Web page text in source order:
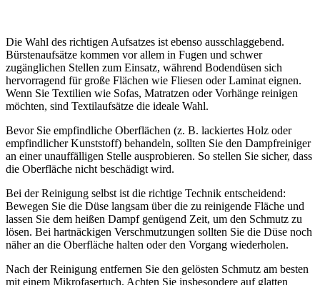
Die Wahl des richtigen Aufsatzes ist ebenso ausschlaggebend.
Bürstenaufsätze kommen vor allem in Fugen und schwer
zugänglichen Stellen zum Einsatz, während Bodendüsen sich
hervorragend für große Flächen wie Fliesen oder Laminat eignen.
Wenn Sie Textilien wie Sofas, Matratzen oder Vorhänge reinigen
möchten, sind Textilaufsätze die ideale Wahl.
Bevor Sie empfindliche Oberflächen (z. B. lackiertes Holz oder
empfindlicher Kunststoff) behandeln, sollten Sie den Dampfreiniger
an einer unauffälligen Stelle ausprobieren. So stellen Sie sicher, dass
die Oberfläche nicht beschädigt wird.
Bei der Reinigung selbst ist die richtige Technik entscheidend:
Bewegen Sie die Düse langsam über die zu reinigende Fläche und
lassen Sie dem heißen Dampf genügend Zeit, um den Schmutz zu
lösen. Bei hartnäckigen Verschmutzungen sollten Sie die Düse noch
näher an die Oberfläche halten oder den Vorgang wiederholen.
Nach der Reinigung entfernen Sie den gelösten Schmutz am besten
mit einem Mikrofasertuch. Achten Sie insbesondere auf glatten